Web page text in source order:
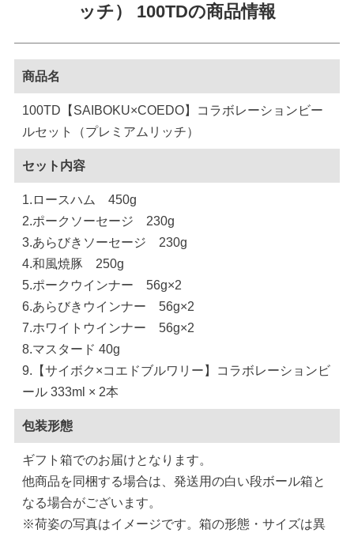
ッチ） 100TDの商品情報
商品名
100TD【SAIBOKU×COEDO】コラボレーションビー
ルセット（プレミアムリッチ）
セット内容
1.ロースハム 450g
2.ポークソーセージ 230g
3.あらびきソーセージ 230g
4.和風焼豚 250g
5.ポークウインナー 56g×2
6.あらびきウインナー 56g×2
7.ホワイトウインナー 56g×2
8.マスタード 40g
9.【サイボク×コエドブルワリー】コラボレーションビ
ール 333ml × 2本
包装形態
ギフト箱でのお届けとなります。
他商品を同梱する場合は、発送用の白い段ボール箱と
なる場合がございます。
※荷姿の写真はイメージです。箱の形態・サイズは異